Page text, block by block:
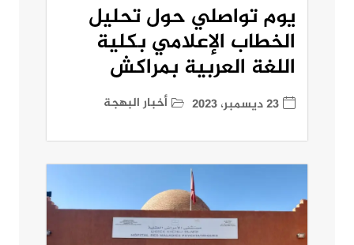
يوم تواصلي حول تحليل
الخطاب الإعلامي بكلية
اللغة العربية بمراكش
23 ديسمبر، 2023 أخبار البهجة